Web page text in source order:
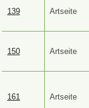
139 Artseite
150 Artseite
161 Artseite